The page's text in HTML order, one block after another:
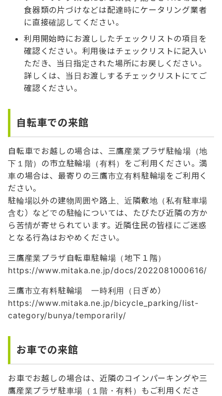
食器類の片づけなどは配達時にケータリング業者
に直接確認してください。
利用開始時にお渡ししたチェックリストの項目を
確認ください。利用後はチェックリストに記入い
ただき、当日指定された場所にお戻しください。
詳しくは、当日お渡しするチェックリストにてご
確認ください。
自転車での来館
自転車でお越しの場合は、三鷹産業プラザ駐輪場（地
下１階）の市立駐輪場（有料）をご利用ください。満
車の場合は、最寄りの三鷹市立有料駐輪場をご利用く
ださい。
駐輪場以外の建物周囲や路上、近隣敷地（私有駐車場
含む）などでの駐輪については、たびたび近隣の方か
ら苦情が寄せられています。近隣住民の皆様にご迷惑
となる行為はおやめください。
三鷹産業プラザ自転車駐輪場（地下１階）
https://www.mitaka.ne.jp/docs/2022081000616/
三鷹市立有料駐輪場 一時利用（日ぎめ）
https://www.mitaka.ne.jp/bicycle_parking/list-
category/bunya/temporarily/
お車での来館
お車でお越しの場合は、近隣のコインパーキングや三
鷹産業プラザ駐車場（１階・有料）もご利用くださ